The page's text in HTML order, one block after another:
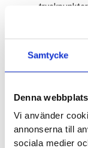
Samtycke
Denna
Vi använder
annonserna till
sociala medier
Volym:125 ml
Förvaring:
produkten inte